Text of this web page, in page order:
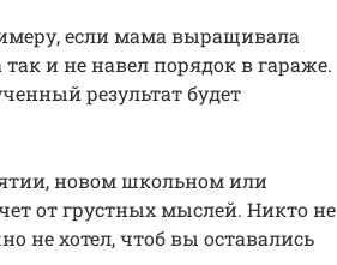
если мама выращивала
и не навел порядок в гараже.
результат будет
новом школьном или
от грустных мыслей. Никто не
не хотел, чтоб вы оставались